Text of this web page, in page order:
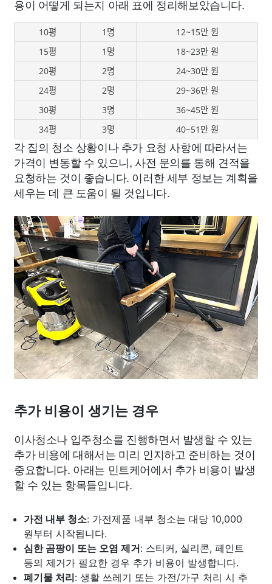
용이 어떻게 되는지 아래 표에 정리해보았습니다.
10평 1명
12~15만 원
15평
1명
18~23만 원
20평
2명
24~30만 원
24평
2명
29~36만 원
30평
3명
36~45만 원
34평
3명 40~51만 원
각 집의 청소 상황이나 추가 요청 사항에 따라서는
가격이 변동할 수 있으니, 사전 문의를 통해 견적을
요청하는 것이 좋습니다. 이러한 세부 정보는 계획을
세우는 데 큰 도움이 될 것입니다.
추가 비용이 생기는 경우
이사청소나 입주청소를 진행하면서 발생할 수 있는
추가 비용에 대해서는 미리 인지하고 준비하는 것이
중요합니다. 아래는 민트케어에서 추가 비용이 발생
할 수 있는 항목들입니다.
가전 내부 청소: 가전제품 내부 청소는 대당 10,000
원부터 시작됩니다.
심한 곰팡이 또는 오염 제거: 스티커, 실리콘, 페인트
등의 제거가 필요한 경우 추가 비용이 발생합니다.
폐기물 처리: 생활 쓰레기 또는 가전/가구 처리 시 추